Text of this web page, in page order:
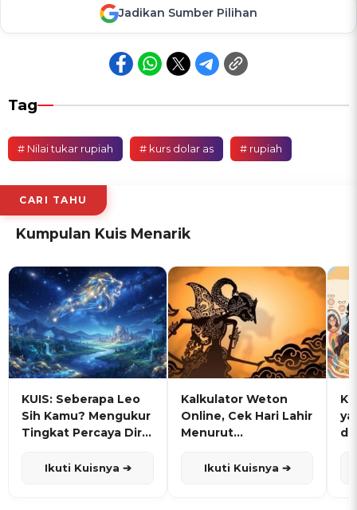
Jadikan Sumber Pilihan
Tag
# Nilai tukar rupiah # kurs dolar as # rupiah
CARI TAHU
Kumpulan Kuis Menarik
KUIS: Seberapa Leo
Sih Kamu? Mengukur
Tingkat Percaya Diri
Ikuti Kuisnya ➔
Kalkulator Weton
Online, Cek Hari Lahir
Menurut
Ikuti Kuisnya ➔